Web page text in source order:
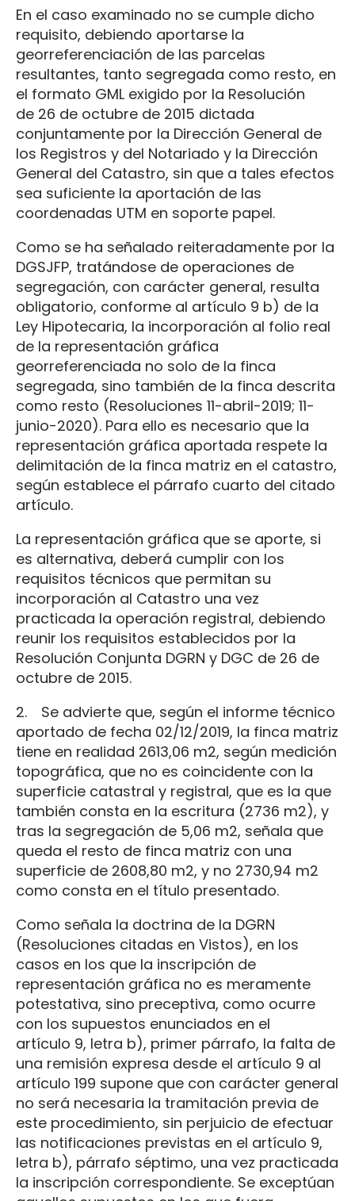
En el caso examinado no se cumple dicho
requisito, debiendo aportarse la
georreferenciación de las parcelas
resultantes, tanto segregada como resto, en
el formato GML exigido por la Resolución
de 26 de octubre de 2015 dictada
conjuntamente por la Dirección General de
los Registros y del Notariado y la Dirección
General del Catastro, sin que a tales efectos
sea suficiente la aportación de las
coordenadas UTM en soporte papel.
Como se ha señalado reiteradamente por la
DGSJFP, tratándose de operaciones de
segregación, con carácter general, resulta
obligatorio, conforme al artículo 9 b) de la
Ley Hipotecaria, la incorporación al folio real
de la representación gráfica
georreferenciada no solo de la finca
segregada, sino también de la finca descrita
como resto (Resoluciones 11-abril-2019; 11-
junio-2020). Para ello es necesario que la
representación gráfica aportada respete la
delimitación de la finca matriz en el catastro,
según establece el párrafo cuarto del citado
artículo.
La representación gráfica que se aporte, si
es alternativa, deberá cumplir con los
requisitos técnicos que permitan su
incorporación al Catastro una vez
practicada la operación registral, debiendo
reunir los requisitos establecidos por la
Resolución Conjunta DGRN y DGC de 26 de
octubre de 2015.
2. Se advierte que, según el informe técnico
aportado de fecha 02/12/2019, la finca matriz
tiene en realidad 2613,06 m2, según medición
topográfica, que no es coincidente con la
superficie catastral y registral, que es la que
también consta en la escritura (2736 m2), y
tras la segregación de 5,06 m2, señala que
queda el resto de finca matriz con una
superficie de 2608,80 m2, y no 2730,94 m2
como consta en el título presentado.
Como señala la doctrina de la DGRN
(Resoluciones citadas en Vistos), en los
casos en los que la inscripción de
representación gráfica no es meramente
potestativa, sino preceptiva, como ocurre
con los supuestos enunciados en el
artículo 9, letra b), primer párrafo, la falta de
una remisión expresa desde el artículo 9 al
artículo 199 supone que con carácter general
no será necesaria la tramitación previa de
este procedimiento, sin perjuicio de efectuar
las notificaciones previstas en el artículo 9,
letra b), párrafo séptimo, una vez practicada
la inscripción correspondiente. Se exceptúan